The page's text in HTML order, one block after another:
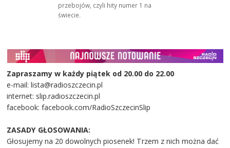
przebojów, czyli hity numer 1 na
świecie.
Zapraszamy w każdy piątek od 20.00 do 22.00
e-mail: lista@radioszczecin.pl
internet: slip.radioszczecin.pl
facebook: facebook.com/RadioSzczecinSlip
ZASADY GŁOSOWANIA:
Głosujemy na 20 dowolnych piosenek! Trzem z nich można dać